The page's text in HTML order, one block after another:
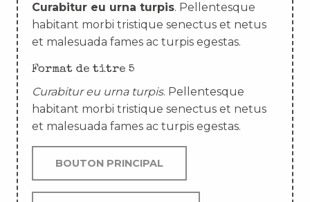
Curabitur eu urna turpis. Pellentesque
habitant morbi tristique senectus et netus
et malesuada fames ac turpis egestas.
Format de titre 5
Curabitur eu urna turpis. Pellentesque
habitant morbi tristique senectus et netus
et malesuada fames ac turpis egestas.
BOUTON PRINCIPAL